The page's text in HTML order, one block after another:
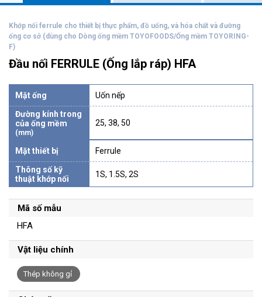
Đầu nối FERRULE (Ống lắp ráp) HFA
Khớp nối ferrule cho thiết bị thực phẩm, đồ uống, và hóa chất và đường
ống cơ sở (dùng cho Dòng ống mềm TOYOFOODS/Ống mềm TOYORING-
F)
Mặt ống
Uốn nếp
Đường kính trong
của ống mềm
(mm)
25, 38, 50
Mặt thiết bị
Ferrule
Thông số kỹ
thuật khớp nối
1S, 1.5S, 2S
Mã số mẫu
HFA
Vật liệu chính
Thép không gỉ